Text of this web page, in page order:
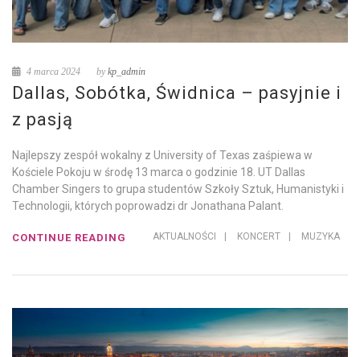
4 marca 2024 bykp_admin
Dallas, Sobótka, Świdnica – pasyjnie i
z pasją
Najlepszy zespół wokalny z University of Texas zaśpiewa w
Kościele Pokoju w środę 13 marca o godzinie 18. UT Dallas
Chamber Singers to grupa studentów Szkoły Sztuk, Humanistyki i
Technologii, których poprowadzi dr Jonathana Palant.
AKTUALNOŚCI | KONCERT | MUZYKA
CONTINUE READING